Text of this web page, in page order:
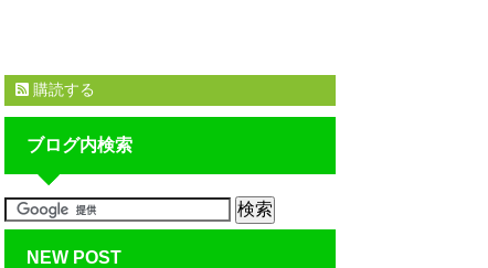
購読する
ブログ内検索
NEW POST